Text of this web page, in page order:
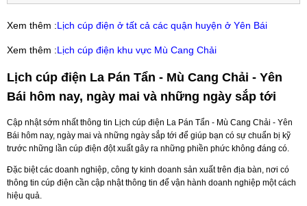
Xem thêm :Lịch cúp điện ở tất cả các quận huyện ở Yên Bái
Xem thêm :Lịch cúp điện khu vực Mù Cang Chải
Lịch cúp điện La Pán Tẩn - Mù Cang Chải - Yên
Bái hôm nay, ngày mai và những ngày sắp tới
Cập nhật sớm nhất thông tin Lịch cúp điện La Pán Tẩn - Mù Cang Chải - Yên
Bái hôm nay, ngày mai và những ngày sắp tới để giúp bạn có sự chuẩn bị kỹ
trước những lần cúp điện đột xuất gây ra những phiền phức không đáng có.
Đặc biệt các doanh nghiệp, công ty kinh doanh sản xuất trên địa bàn, nơi có
thông tin cúp điện cần cập nhật thông tin để vận hành doanh nghiệp một cách
hiệu quả.